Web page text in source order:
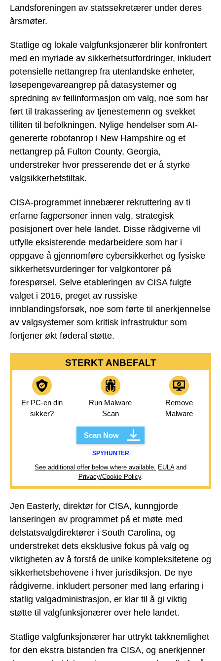
Landsforeningen av statssekretærer under deres
årsmøter.
Statlige og lokale valgfunksjonærer blir konfrontert
med en myriade av sikkerhetsutfordringer, inkludert
potensielle nettangrep fra utenlandske enheter,
løsepengevareangrep på datasystemer og
spredning av feilinformasjon om valg, noe som har
ført til trakassering av tjenestemenn og svekket
tilliten til befolkningen. Nylige hendelser som AI-
genererte robotanrop i New Hampshire og et
nettangrep på Fulton County, Georgia,
understreker hvor presserende det er å styrke
valgsikkerhetstiltak.
CISA-programmet innebærer rekruttering av ti
erfarne fagpersoner innen valg, strategisk
posisjonert over hele landet. Disse rådgiverne vil
utfylle eksisterende medarbeidere som har i
oppgave å gjennomføre cybersikkerhet og fysiske
sikkerhetsvurderinger for valgkontorer på
forespørsel. Selve etableringen av CISA fulgte
valget i 2016, preget av russiske
innblandingsforsøk, noe som førte til anerkjennelse
av valgsystemer som kritisk infrastruktur som
fortjener økt føderal støtte.
STERKT ANBEFALT
Er PC-en din
sikker?
Run Malware
Scan
Remove
Malware
Scan Now
SPYHUNTER
See additional offer below where available. EULAand
Privacy/Cookie Policy.
Jen Easterly, direktør for CISA, kunngjorde
lanseringen av programmet på et møte med
delstatsvalgdirektører i South Carolina, og
understreket dets eksklusive fokus på valg og
viktigheten av å forstå de unike kompleksitetene og
sikkerhetsbehovene i hver jurisdiksjon. De nye
rådgiverne, inkludert personer med lang erfaring i
statlig valgadministrasjon, er klar til å gi viktig
støtte til valgfunksjonærer over hele landet.
Statlige valgfunksjonærer har uttrykt takknemlighet
for den ekstra bistanden fra CISA, og anerkjenner